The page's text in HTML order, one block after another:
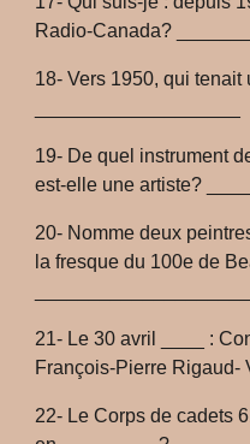
Radio-Canada?
18- Vers 1950, qui
19- De quel instrument
est-elle une artiste?
20- Nomme deux
la fresque du 100e de
21- Le 30 avril ____ :
François-Pierre Rigaud-
22- Le Corps de cadets